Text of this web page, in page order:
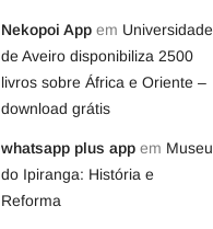
Nekopoi App em Universidade
de Aveiro disponibiliza 2500
livros sobre África e Oriente –
download grátis
whatsapp plus app em Museu
do Ipiranga: História e
Reforma